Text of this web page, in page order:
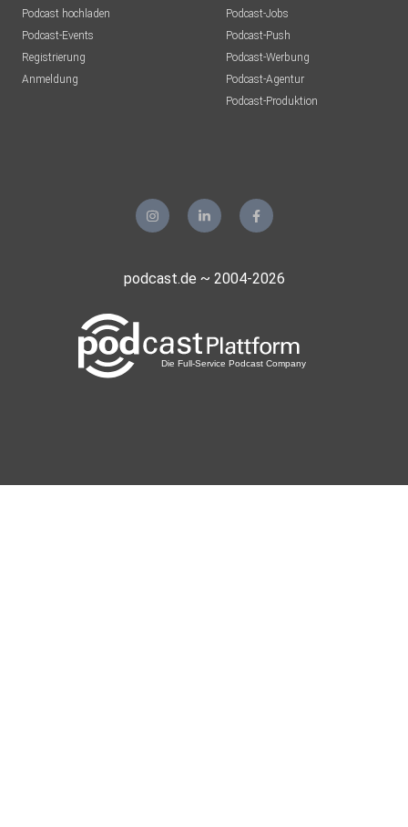
Podcast hochladen
Podcast-Events
Registrierung
Anmeldung
Podcast-Jobs
Podcast-Push
Podcast-Werbung
Podcast-Agentur
Podcast-Produktion
podcast.de ~ 2004-2026